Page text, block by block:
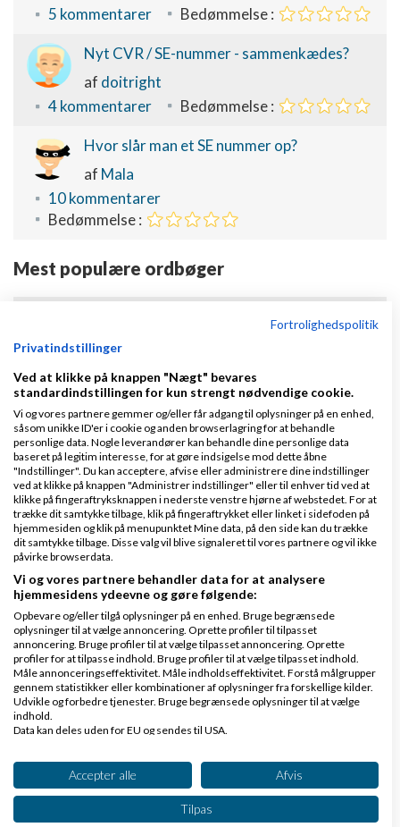
5 kommentarer
Bedømmelse :
Nyt CVR / SE-nummer - sammenkædes?
af doitright
4 kommentarer
Bedømmelse :
Hvor slår man et SE nummer op?
af Mala
10 kommentarer
Bedømmelse :
Mest populære ordbøger
Hvad er Danløn?
Hvad er et vareparti?
Hvad er et restlager?
Hvad er omkostninger?
Hvad er et apportindskud?
Indlæs flere artikler +
Kategori oversigt
E-HANDEL & ONLINE MARKETING +
MARKETING & SALG
Fortrolighedspolitik
Privatindstillinger
Ved at klikke på knappen "Nægt" bevares
standardindstillingen for kun strengt nødvendige cookie.
Vi og vores partnere gemmer og/eller får adgang til oplysninger på en enhed,
såsom unikke ID'er i cookie og anden browserlagring for at behandle
personlige data. Nogle leverandører kan behandle dine personlige data
baseret på legitim interesse, for at gøre indsigelse mod dette åbne
"Indstillinger". Du kan acceptere, afvise eller administrere dine indstillinger
ved at klikke på knappen "Administrer indstillinger" eller til enhver tid ved at
klikke på fingeraftryksknappen i nederste venstre hjørne af webstedet. For at
trække dit samtykke tilbage, klik på fingeraftrykket eller linket i sidefoden på
hjemmesiden og klik på menupunktet Mine data, på den side kan du trække
dit samtykke tilbage. Disse valg vil blive signaleret til vores partnere og vil ikke
påvirke browserdata.
Vi og vores partnere behandler data for at analysere
hjemmesidens ydeevne og gøre følgende:
Opbevare og/eller tilgå oplysninger på en enhed. Bruge begrænsede
oplysninger til at vælge annoncering. Oprette profiler til tilpasset
annoncering. Bruge profiler til at vælge tilpasset annoncering. Oprette
profiler for at tilpasse indhold. Bruge profiler til at vælge tilpasset indhold.
Måle annonceringseffektivitet. Måle indholdseffektivitet. Forstå målgrupper
gennem statistikker eller kombinationer af oplysninger fra forskellige kilder.
Udvikle og forbedre tjenester. Bruge begrænsede oplysninger til at vælge
indhold.
Data kan deles uden for EU og sendes til USA.
Se partnerliste (2 IAB-leverandører)
Vi bruger dine data til følgende formål:
IAB's behandlingsformål:
Accepter alle Afvis
Tilpas